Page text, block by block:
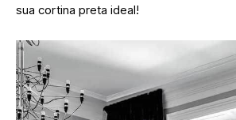
sua cortina preta ideal!